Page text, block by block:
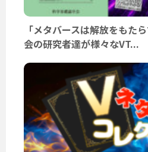
「メタバースは解放をもた
会の研究者達が様々なVT...